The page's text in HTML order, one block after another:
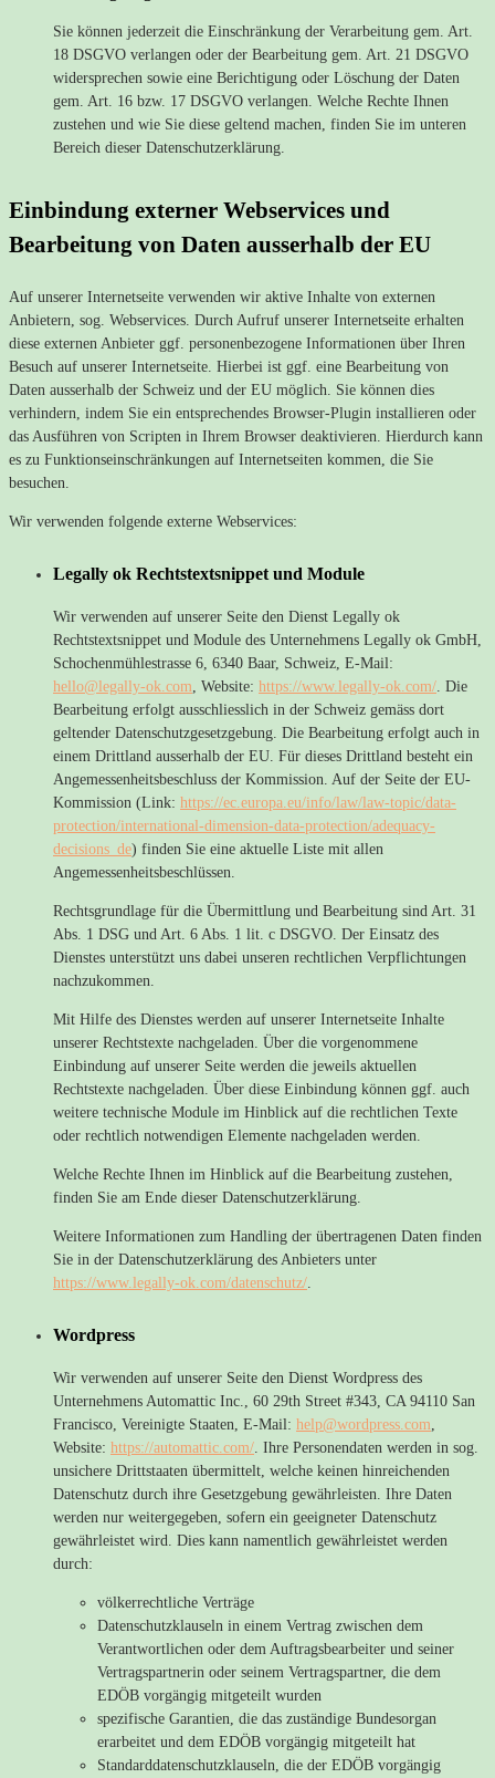
Sie können jederzeit die Einschränkung der Verarbeitung gem. Art.
18 DSGVO verlangen oder der Bearbeitung gem. Art. 21 DSGVO
widersprechen sowie eine Berichtigung oder Löschung der Daten
gem. Art. 16 bzw. 17 DSGVO verlangen. Welche Rechte Ihnen
zustehen und wie Sie diese geltend machen, finden Sie im unteren
Bereich dieser Datenschutzerklärung.
Einbindung externer Webservices und
Bearbeitung von Daten ausserhalb der EU
Auf unserer Internetseite verwenden wir aktive Inhalte von externen
Anbietern, sog. Webservices. Durch Aufruf unserer Internetseite erhalten
diese externen Anbieter ggf. personenbezogene Informationen über Ihren
Besuch auf unserer Internetseite. Hierbei ist ggf. eine Bearbeitung von
Daten ausserhalb der Schweiz und der EU möglich. Sie können dies
verhindern, indem Sie ein entsprechendes Browser-Plugin installieren oder
das Ausführen von Scripten in Ihrem Browser deaktivieren. Hierdurch kann
es zu Funktionseinschränkungen auf Internetseiten kommen, die Sie
besuchen.
Wir verwenden folgende externe Webservices:
Legally ok Rechtstextsnippet und Module
Wir verwenden auf unserer Seite den Dienst Legally ok
Rechtstextsnippet und Module des Unternehmens Legally ok GmbH,
Schochenmühlestrasse 6, 6340 Baar, Schweiz, E-Mail:
hello@legally-ok.com, Website: https://www.legally-ok.com/. Die
Bearbeitung erfolgt ausschliesslich in der Schweiz gemäss dort
geltender Datenschutzgesetzgebung. Die Bearbeitung erfolgt auch in
einem Drittland ausserhalb der EU. Für dieses Drittland besteht ein
Angemessenheitsbeschluss der Kommission. Auf der Seite der EU-
Kommission (Link: https://ec.europa.eu/info/law/law-topic/data-
protection/international-dimension-data-protection/adequacy-
decisions_de) finden Sie eine aktuelle Liste mit allen
Angemessenheitsbeschlüssen.
Rechtsgrundlage für die Übermittlung und Bearbeitung sind Art. 31
Abs. 1 DSG und Art. 6 Abs. 1 lit. c DSGVO. Der Einsatz des
Dienstes unterstützt uns dabei unseren rechtlichen Verpflichtungen
nachzukommen.
Mit Hilfe des Dienstes werden auf unserer Internetseite Inhalte
unserer Rechtstexte nachgeladen. Über die vorgenommene
Einbindung auf unserer Seite werden die jeweils aktuellen
Rechtstexte nachgeladen. Über diese Einbindung können ggf. auch
weitere technische Module im Hinblick auf die rechtlichen Texte
oder rechtlich notwendigen Elemente nachgeladen werden.
Welche Rechte Ihnen im Hinblick auf die Bearbeitung zustehen,
finden Sie am Ende dieser Datenschutzerklärung.
Weitere Informationen zum Handling der übertragenen Daten finden
Sie in der Datenschutzerklärung des Anbieters unter
https://www.legally-ok.com/datenschutz/.
Wordpress
Wir verwenden auf unserer Seite den Dienst Wordpress des
Unternehmens Automattic Inc., 60 29th Street #343, CA 94110 San
Francisco, Vereinigte Staaten, E-Mail: help@wordpress.com
Website: https://automattic.com/ Ihre Personendaten werden in sog.
unsichere Drittstaaten übermittelt, welche keinen hinreichenden
Datenschutz durch ihre Gesetzgebung gewährleisten. Ihre Daten
werden nur weitergegeben, sofern ein geeigneter Datenschutz
gewährleistet wird. Dies kann namentlich gewährleistet werden
durch:
völkerrechtliche Verträge
Datenschutzklauseln in einem Vertrag zwischen dem
Verantwortlichen oder dem Auftragsbearbeiter und seiner
Vertragspartnerin oder seinem Vertragspartner, die dem
EDÖB vorgängig mitgeteilt wurden
spezifische Garantien, die das zuständige Bundesorgan
erarbeitet und dem EDÖB vorgängig mitgeteilt hat
Standarddatenschutzklauseln, die der EDÖB vorgängig